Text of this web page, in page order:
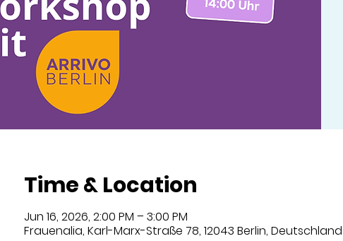
Time & Location
Jun 16, 2026, 2:00 PM – 3:00 PM
Frauenalia, Karl-Marx-Straße 78, 12043 Berlin, Deutschland